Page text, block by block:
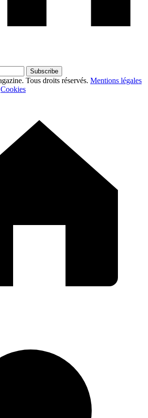
Subscribe
Tous droits réservés. Mentions légales
Cookies